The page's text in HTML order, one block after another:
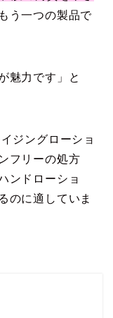
う一つの製品で
魅力です」と
ジングローショ
フリーの処方
ンドローショ
のに適していま